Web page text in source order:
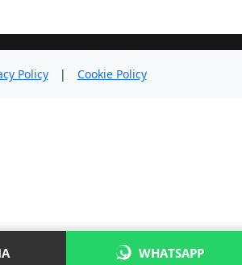
WHATSAPP
Policy | Cookie Policy